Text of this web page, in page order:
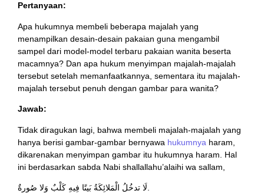
Pertanyaan:
Apa hukumnya membeli beberapa majalah yang
menampilkan desain-desain pakaian guna mengambil
sampel dari model-model terbaru pakaian wanita beserta
macamnya? Dan apa hukum menyimpan majalah-majalah
tersebut setelah memanfaatkannya, sementara itu majalah-
majalah tersebut penuh dengan gambar para wanita?
Jawab:
Tidak diragukan lagi, bahwa membeli majalah-majalah yang
hanya berisi gambar-gambar bernyawa hukumnya haram,
dikarenakan menyimpan gambar itu hukumnya haram. Hal
ini berdasarkan sabda Nabi shallallahu’alaihi wa sallam,